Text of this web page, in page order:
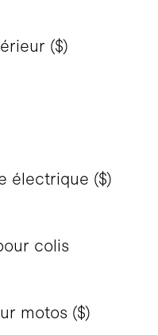
($)
électrique ($)
colis
motos ($)